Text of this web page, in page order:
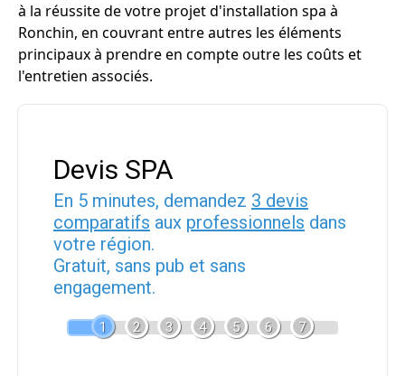
à la réussite de votre projet d'installation spa à
Ronchin, en couvrant entre autres les éléments
principaux à prendre en compte outre les coûts et
l'entretien associés.
Devis SPA
En 5 minutes, demandez 3 devis
comparatifs aux professionnels dans
votre région.
Gratuit, sans pub et sans
engagement.
1 2 3 4 5 6 7